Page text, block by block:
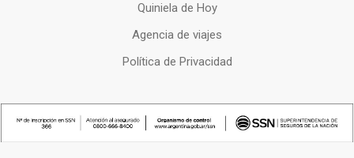
Quiniela de Hoy
Agencia de viajes
Política de Privacidad